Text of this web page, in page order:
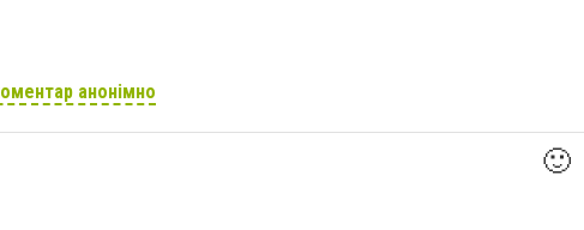
анонімно
🙂